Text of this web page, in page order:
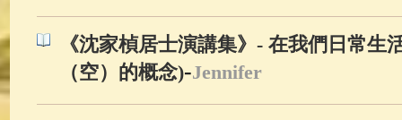
《沈家楨居士演講集》- 在我們日常生
（空）的概念)-Jennifer